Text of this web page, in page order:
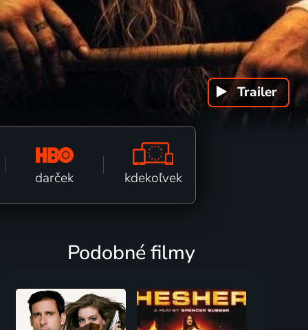
Trailer k
darček kdekoľvek
Podobné filmy